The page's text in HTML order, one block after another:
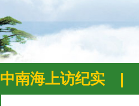
中南海上访纪实 |